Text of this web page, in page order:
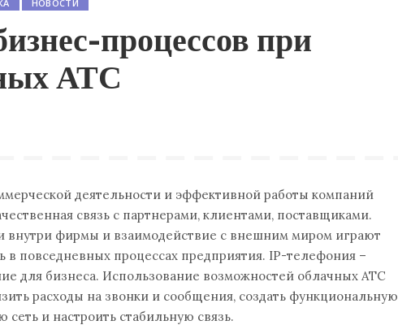
НОВОСТИ
процессов при
АТС
деятельности и эффективной работы компаний
связь с партнерами, клиентами, поставщиками.
внутри фирмы и взаимодействие с внешним миром играют
в повседневных процессах предприятия. IP-телефония –
для бизнеса. Использование возможностей облачных АТС
расходы на звонки и сообщения, создать функциональную
сеть и настроить стабильную связь.